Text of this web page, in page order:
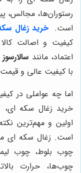
رستوران‌ها،
است. خرید زغال
کیفیت و اصالت
اعتماد، مانند
با کیفیت عالی و
اما چه عواملی در
خرید زغال سکه
اولین و مهم‌ترین
است. زغال سکه ای
چوب بلوط، چوب
چوب‌ها، حرارت